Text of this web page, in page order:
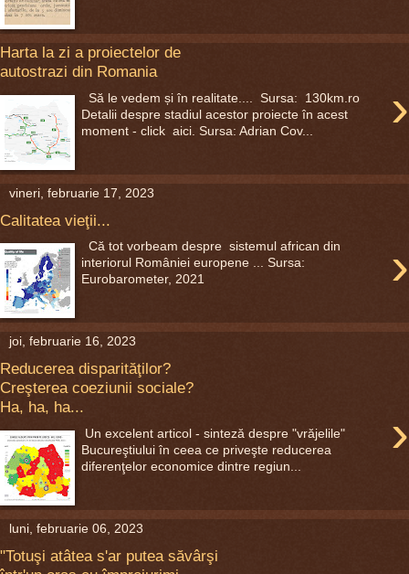
Harta la zi a proiectelor de
autostrazi din Romania
›
Să le vedem și în realitate.... Sursa: 130km.ro
Detalii despre stadiul acestor proiecte în acest
moment - click aici. Sursa: Adrian Cov...
vineri, februarie 17, 2023
Calitatea vieţii...
›
Că tot vorbeam despre sistemul african din
interiorul României europene ... Sursa:
Eurobarometer, 2021
joi, februarie 16, 2023
Reducerea disparităţilor?
Creşterea coeziunii sociale?
Ha, ha, ha...
›
Un excelent articol - sinteză despre "vrăjelile"
Bucureştiului în ceea ce priveşte reducerea
diferenţelor economice dintre regiun...
luni, februarie 06, 2023
"Totuşi atâtea s'ar putea săvârşi